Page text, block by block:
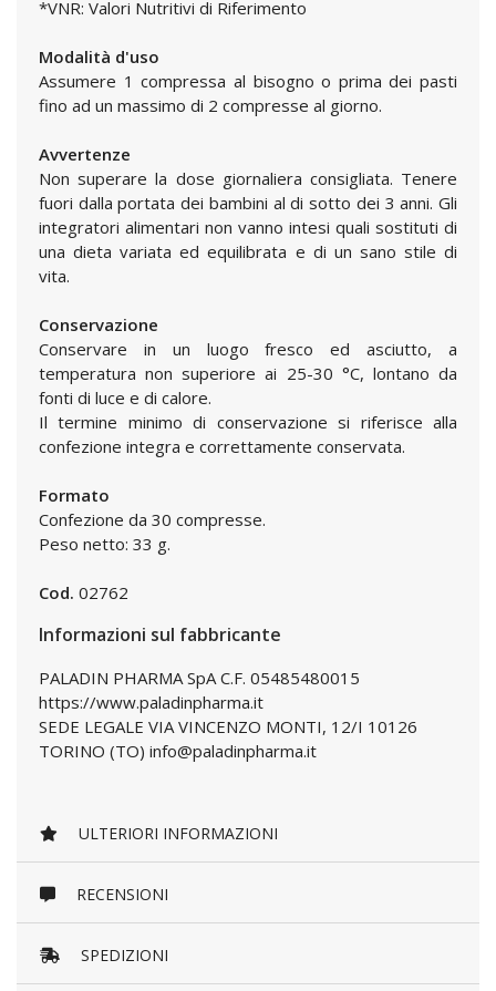
*VNR: Valori Nutritivi di Riferimento
Modalità d'uso
Assumere 1 compressa al bisogno o prima dei pasti
fino ad un massimo di 2 compresse al giorno.
Avvertenze
Non superare la dose giornaliera consigliata. Tenere
fuori dalla portata dei bambini al di sotto dei 3 anni. Gli
integratori alimentari non vanno intesi quali sostituti di
una dieta variata ed equilibrata e di un sano stile di
vita.
Conservazione
Conservare in un luogo fresco ed asciutto, a
temperatura non superiore ai 25-30 °C, lontano da
fonti di luce e di calore.
Il termine minimo di conservazione si riferisce alla
confezione integra e correttamente conservata.
Formato
Confezione da 30 compresse.
Peso netto: 33 g.
Cod. 02762
Informazioni sul fabbricante
PALADIN PHARMA SpA C.F. 05485480015
https://www.paladinpharma.it
SEDE LEGALE VIA VINCENZO MONTI, 12/I 10126
TORINO (TO) info@paladinpharma.it
ULTERIORI INFORMAZIONI
RECENSIONI
SPEDIZIONI